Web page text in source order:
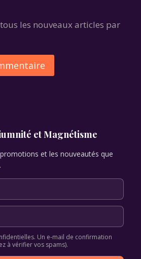
les nouveaux articles par
et Magnétisme
et les nouveautés que
Un e-mail de confirmation
à vérifier vos spams).